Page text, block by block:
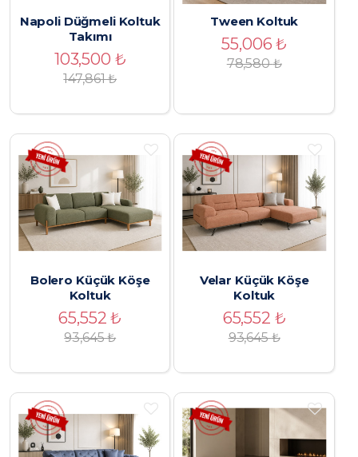
Napoli Düğmeli Koltuk
Takımı
103,500 ₺
147,861 ₺
Tween Koltuk
55,006₺
78,580₺
Bolero Küçük Köşe
Koltuk
65,552₺
93,645₺
Velar Küçük Köşe
Koltuk
65,552 ₺
93,645₺